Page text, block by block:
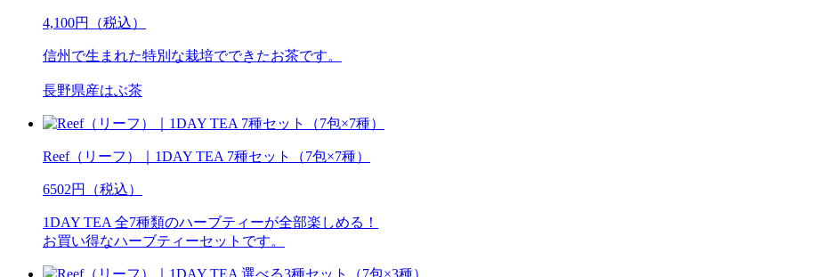
4,100円（税込）
信州で生まれた特別な栽培でできたお茶です。
長野県産はぶ茶
Reef（リーフ）｜1DAY TEA 7種セット（7包×7種）
6502円（税込）
1DAY TEA 全7種類のハーブティーが全部楽しめる！
お買い得なハーブティーセットです。